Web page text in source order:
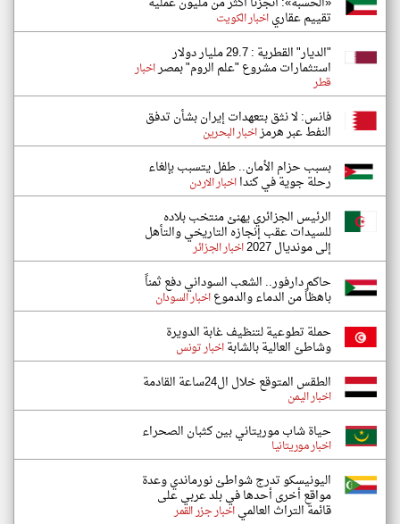
تقييم عقارياخبار الكويت
"الديار" القطرية : 29.7 مليار دولار
استثمارات مشروع "علم الروم" بمصراخبار
قطر
فانس: لا نثق بتعهدات إيران بشأن تدفق
النفط عبر هرمزاخبار البحرين
بسبب حزام الأمان.. طفل يتسبب بإلغاء
رحلة جوية في كندااخبار الاردن
الرئيس الجزائري يهنئ منتخب بلاده
للسيدات عقب إنجازه التاريخي والتأهل
إلى مونديال 2027 اخبار الجزائر
حاكم دارفور.. الشعب السوداني دفع ثمناً
باهظاً من الدماء والدموعاخبار السودان
حملة تطوعية لتنظيف غابة الدويرة
وشاطئ العالية بالشابةاخبار تونس
الطقس المتوقع خلال ال24ساعة القادمة
اخبار اليمن
حياة شاب موريتاني بين كثبان الصحراء
اخبار موريتانيا
اليونيسكو تدرج شواطئ نورماندي وعدة
مواقع أخرى أحدها في بلد عربي على
قائمة التراث العالمياخبار جزر القمر